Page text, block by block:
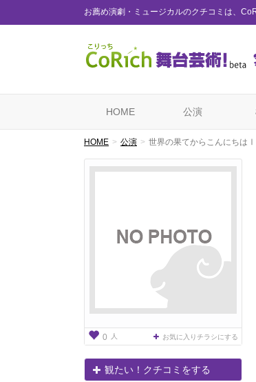
お薦め演劇・ミュージカルのクチコミは、
HOME 公演
HOME 公演 世界の果てからこんにちは
0 人 お気に入りチラシにする
観たい！クチコミをする